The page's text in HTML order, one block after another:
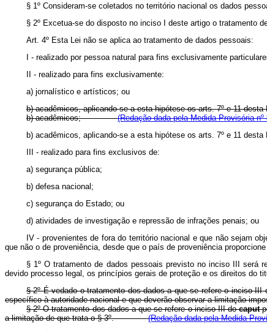
§ 1º Consideram-se coletados no território nacional os dados
§ 2º Excetua-se do disposto no inciso I deste artigo o tratamento
Art. 4º Esta Lei não se aplica ao tratamento de dados pessoais:
I - realizado por pessoa natural para fins exclusivamente
II - realizado para fins exclusivamente:
a) jornalístico e artísticos; ou
b) acadêmicos, aplicando-se a esta hipótese os arts. 7º e 11 desta
b) acadêmicos;(Redação dada pela Medida Provisória nº
b) acadêmicos, aplicando-se a esta hipótese os arts. 7º e 11 desta
III - realizado para fins exclusivos de:
a) segurança pública;
b) defesa nacional;
c) segurança do Estado; ou
d) atividades de investigação e repressão de infrações penais; ou
IV - provenientes de fora do território nacional e que não sejam
que não o de proveniência, desde que o país de proveniência
§ 1º O tratamento de dados pessoais previsto no inciso III será
devido processo legal, os princípios gerais de proteção e os direitos do
§ 2º É vedado o tratamento dos dados a que se refere o inciso III
específico à autoridade nacional e que deverão observar a limitação
§ 2º O tratamento dos dados a que se refere o inciso III docaput
a limitação de que trata o § 3º.
(Redação dada pela Medida